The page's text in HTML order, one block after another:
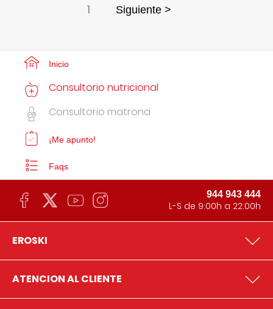
1 Siguiente >
Inicio
Consultorio nutricional
Consultorio matrona
¡Me apunto!
Faqs
944 943 444
L-S de 9:00h a 22:00h
EROSKI
ATENCION AL CLIENTE